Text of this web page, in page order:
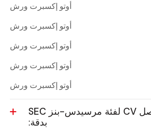
أوتو إكسبرت ورش
أوتو إكسبرت ورش
أوتو إكسبرت ورش
أوتو إكسبرت ورش
أوتو إكسبرت ورش
استبدال مفصل CV لفئة مرسيدس-بنز SEC
بدقة: